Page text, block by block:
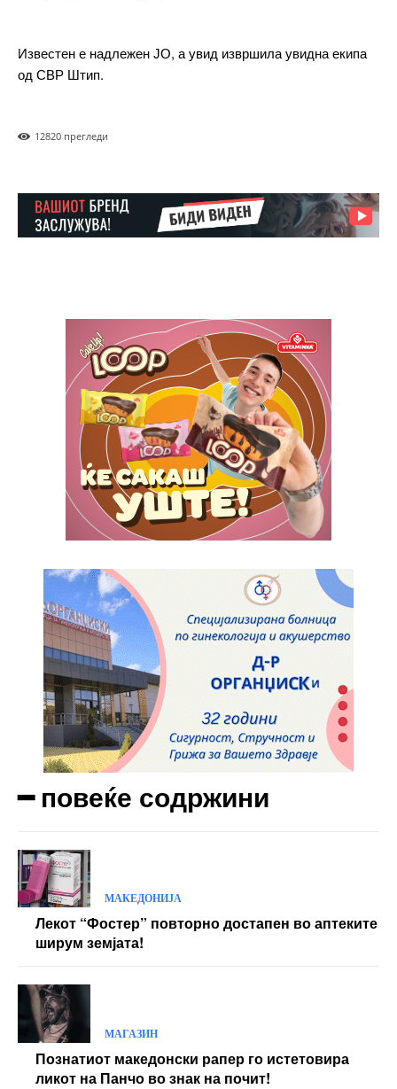
Free
ИЗБЕРЕТЕ ПЛАН
Included for free:
Etiam est nibh, lobortis sit
Praesent euismod ac
Ut mollis pellentesque tortor
Nullam eu erat condimentum
Donec quis est ac felis
Pro
$100 / year placeholder text
ИЗБЕРЕТЕ ПЛАН
Praesent euismod ac
Ut mollis pellentesque tortor
Nullam eu erat condimentum
Donec quis est ac felis
Yearly pricing
Известен е надлежен ЈО, а увид извршила увидна екипа
од СВР Штип.
12820 прегледи
━ повеќе содржини
МАКЕДОНИЈА
Лекот “Фостер” повторно достапен во аптеките
ширум земјата!
МАГАЗИН
Познатиот македонски рапер го истетовира
ликот на Панчо во знак на почит!